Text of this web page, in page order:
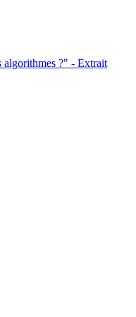
?" - Extrait